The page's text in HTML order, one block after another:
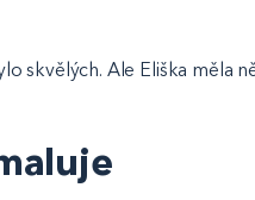
skvělých. Ale Eliška měla